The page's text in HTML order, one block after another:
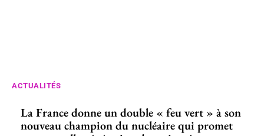
ACTUALITÉS
La France donne un double « feu vert » à son
nouveau champion du nucléaire qui promet